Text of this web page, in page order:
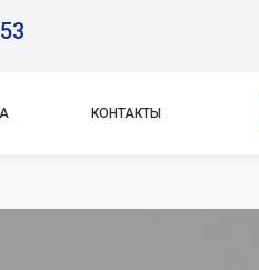
КОНТАКТЫ